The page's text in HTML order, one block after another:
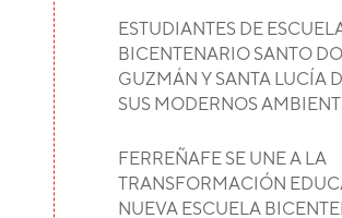
ESTUDIANTES DE
BICENTENARIO SANTO
GUZMÁN Y SANTA LUCÍA
SUS MODERNOS
FERREÑAFE SE UNE A LA
TRANSFORMACIÓN
NUEVA ESCUELA